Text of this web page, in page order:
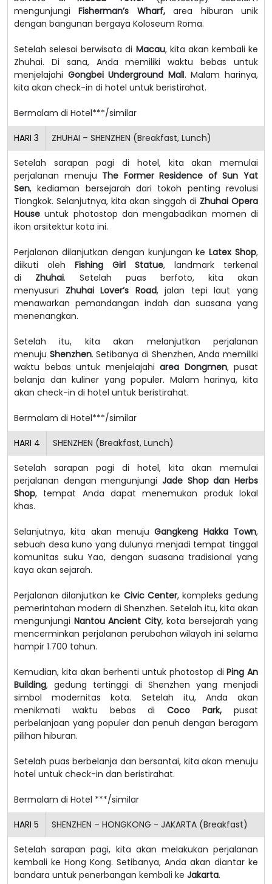
mengunjungiFisherman’s Wharf,area hiburan unik
dengan bangunan bergaya Koloseum Roma.
Setelah selesai berwisata di Macau, kita akan kembali ke
Zhuhai. Di sana, Anda memiliki waktu bebas untuk
menjelajahi Gongbei Underground Mall. Malam harinya,
kita akan check-in di hotel untuk beristirahat.
Bermalam di Hotel***/similar
HARI 3 ZHUHAI – SHENZHEN (Breakfast, Lunch)
Setelah sarapan pagi di hotel, kita akan memulai
perjalanan menuju The Former Residence of Sun Yat
Sen, kediaman bersejarah dari tokoh penting revolusi
Tiongkok. Selanjutnya, kita akan singgah di Zhuhai Opera
House untuk photostop dan mengabadikan momen di
ikon arsitektur kota ini.
Perjalanan dilanjutkan dengan kunjungan keLatex Shop,
diikuti oleh Fishing Girl Statue, landmark terkenal
di Zhuhai. Setelah puas berfoto, kita akan
menyusuri Zhuhai Lover’s Road, jalan tepi laut yang
menawarkan pemandangan indah dan suasana yang
menenangkan.
Setelah itu, kita akan melanjutkan perjalanan
menuju Shenzhen. Setibanya di Shenzhen, Anda memiliki
waktu bebas untuk menjelajahi area Dongmen, pusat
belanja dan kuliner yang populer. Malam harinya, kita
akan check-in di hotel untuk beristirahat.
Bermalam di Hotel***/similar
HARI 4 SHENZHEN (Breakfast, Lunch)
Setelah sarapan pagi di hotel, kita akan memulai
perjalanan dengan mengunjungi Jade Shop dan Herbs
Shop, tempat Anda dapat menemukan produk lokal
khas.
Selanjutnya, kita akan menujuGangkeng Hakka Town,
sebuah desa kuno yang dulunya menjadi tempat tinggal
komunitas suku Yao, dengan suasana tradisional yang
kaya akan sejarah.
Perjalanan dilanjutkan ke Civic Center, kompleks gedung
pemerintahan modern di Shenzhen. Setelah itu, kita akan
mengunjungi Nantou Ancient City, kota bersejarah yang
mencerminkan perjalanan perubahan wilayah ini selama
hampir 1.700 tahun.
Kemudian, kita akan berhenti untuk photostop di Ping An
Building, gedung tertinggi di Shenzhen yang menjadi
simbol modernitas kota. Setelah itu, Anda akan
menikmati waktu bebas diCoco Park, pusat
perbelanjaan yang populer dan penuh dengan beragam
pilihan hiburan.
Setelah puas berbelanja dan bersantai, kita akan menuju
hotel untuk check-in dan beristirahat.
Bermalam di Hotel ***/similar
HARI 5 SHENZHEN – HONGKONG - JAKARTA (Breakfast)
Setelah sarapan pagi, kita akan melakukan perjalanan
kembali ke Hong Kong. Setibanya, Anda akan diantar ke
bandara untuk penerbangan kembali ke Jakarta.